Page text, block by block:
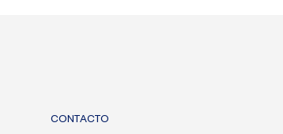
CONTACTO